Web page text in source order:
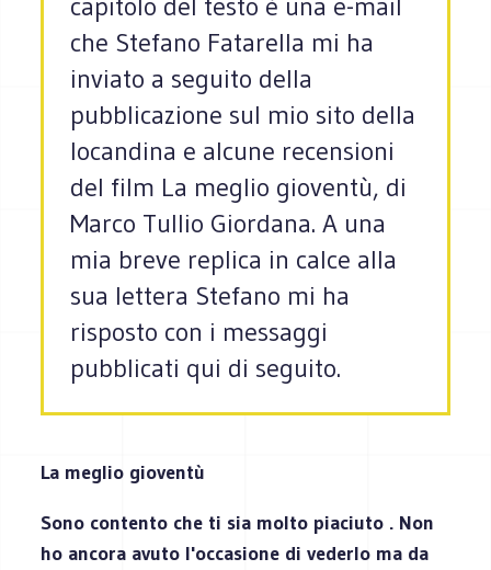
capitolo del testo è una e-mail
che Stefano Fatarella mi ha
inviato a seguito della
pubblicazione sul mio sito della
locandina e alcune recensioni
del film La meglio gioventù, di
Marco Tullio Giordana. A una
mia breve replica in calce alla
sua lettera Stefano mi ha
risposto con i messaggi
pubblicati qui di seguito.
La meglio gioventù
Sono contento che ti sia molto piaciuto . Non
ho ancora avuto l'occasione di vederlo ma da